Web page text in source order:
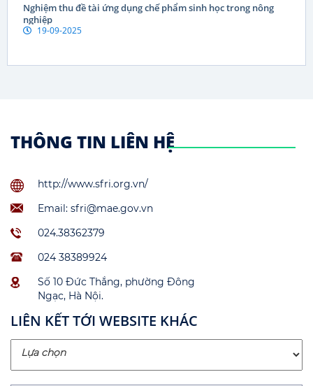
Nghiệm thu đề tài ứng dụng chế phẩm sinh học trong nông
nghiệp
19-09-2025
THÔNG TIN LIÊN HỆ
http://www.sfri.org.vn/
Email: sfri@mae.gov.vn
024.38362379
024 38389924
Số 10 Đức Thắng, phường Đông
Ngạc, Hà Nội.
LIÊN KẾT TỚI WEBSITE KHÁC